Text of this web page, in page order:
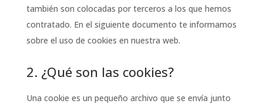
también son colocadas por terceros a los que hemos
contratado. En el siguiente documento te informamos
sobre el uso de cookies en nuestra web.
2. ¿Qué son las cookies?
Una cookie es un pequeño archivo que se envía junto